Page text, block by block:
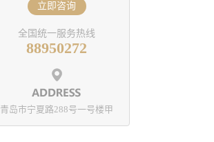
立即咨询
全国统一服务热线
88950272
青岛市宁夏路288号一号楼甲